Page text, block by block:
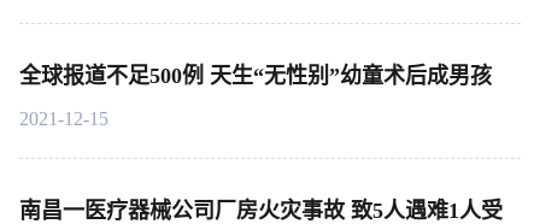
全球报道不足500例 天生“无性别”幼童术后成男孩
2021-12-15
南昌一医疗器械公司厂房火灾事故 致5人遇难1人受